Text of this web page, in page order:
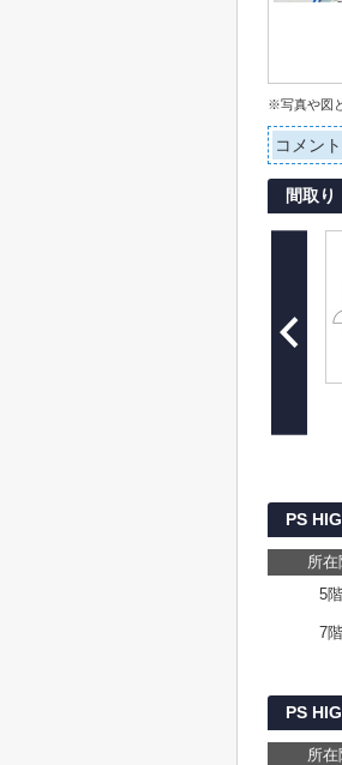
※写真や図
コメント
間取り
PS
所在
5階
7階
PS
所在